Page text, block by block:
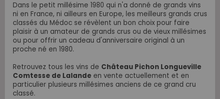
Dans le petit millésime 1980 qui n'a donné de grands vins
ni en France, ni ailleurs en Europe, les meilleurs grands crus
classés du Médoc se révèlent un bon choix pour faire
plaisir à un amateur de grands crus ou de vieux millésimes
ou pour offrir un cadeau d'anniversaire original à un
proche né en 1980.
Retrouvez tous les vins de Château Pichon Longueville
Comtesse de Lalande en vente actuellement et en
particulier plusieurs millésimes anciens de ce grand cru
classé.